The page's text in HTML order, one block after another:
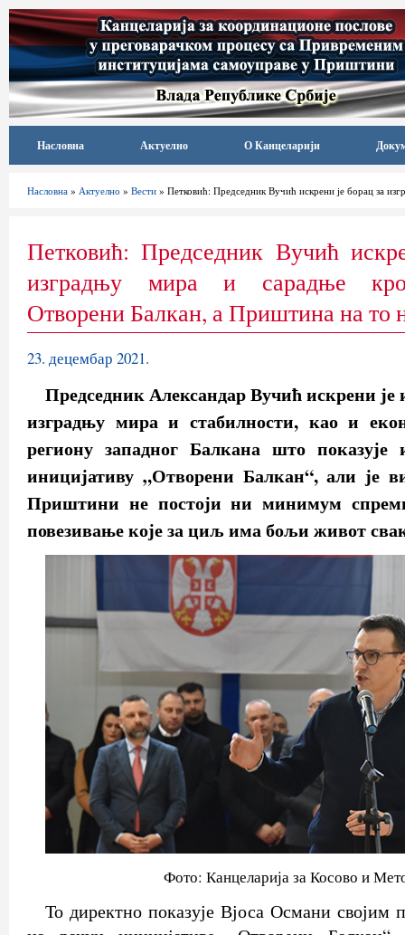
Насловна Актуелно О Канцеларији
Насловна » Актуелно » Вести » Петковић: Председник Вучић искрени је борац за
Петковић: Председник Вучић
изградњу мира и сарадње
Отворени Балкан, а Приштина на то
23. децембар 2021.
Председник Александар Вучић искрени је
изградњу мира и стабилности, као и
региону западног Балкана што показује
иницијативу „Отворени Балкан“, али је
Приштини не постоји ни минимум
повезивање које за циљ има бољи живот
Фото: Канцеларија за Косово и
То директно показује Вјоса Османи својим